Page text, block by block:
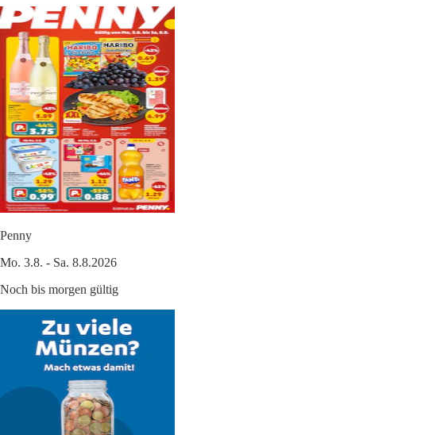
Penny
Mo. 3.8. - Sa. 8.8.2026
Noch bis morgen gültig